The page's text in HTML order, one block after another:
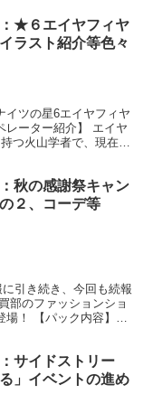
★６エイヤフィヤ
ラスト紹介等色々
イツの星6エイヤフィヤ
レーター紹介】 エイヤ
つ火山学者で、現在は
秋の感謝祭キャン
２、コーデ等
引き続き、今回も続報
部のファッションショ
！ 【パック内容】
サイドストリー
」イベントの進め